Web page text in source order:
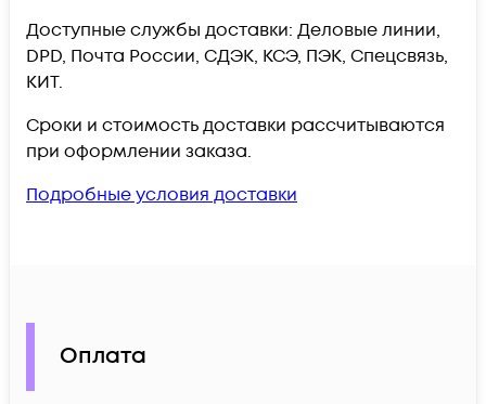
Доступные службы доставки: Деловые линии,
DPD, Почта России, СДЭК, КСЭ, ПЭК, Спецсвязь,
КИТ.
Сроки и стоимость доставки рассчитываются
при оформлении заказа.
Подробные условия доставки
Оплата